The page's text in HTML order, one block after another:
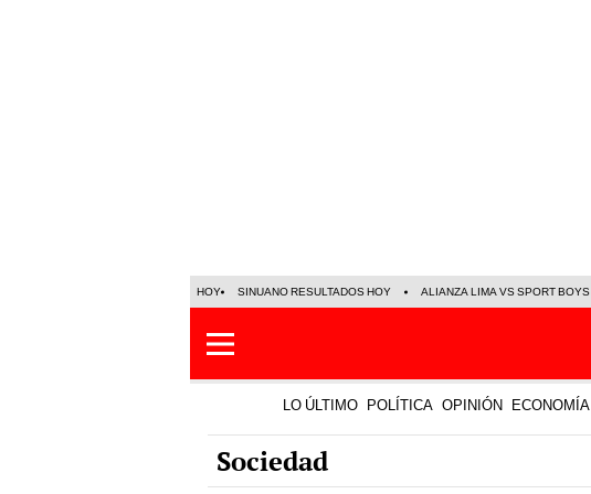
HOY SINUANO RESULTADOS HOY ALIANZA LIMA VS SPORT BOYS
LO ÚLTIMO POLÍTICA OPINIÓN ECONOMÍA
Sociedad